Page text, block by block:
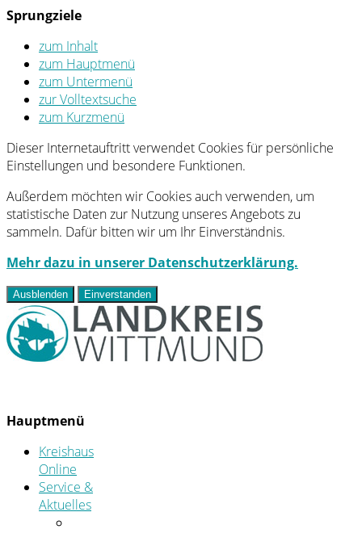
Sprungziele
zum Inhalt
zum Hauptmenü
zum Untermenü
zur Volltextsuche
zum Kurzmenü
Dieser Internetauftritt verwendet Cookies für persönliche
Einstellungen und besondere Funktionen.
Außerdem möchten wir Cookies auch verwenden, um
statistische Daten zur Nutzung unseres Angebots zu
sammeln. Dafür bitten wir um Ihr Einverständnis.
Mehr dazu in unserer Datenschutzerklärung.
Ausblenden Einverstanden
Hauptmenü
Kreishaus
Online
Service &
Aktuelles